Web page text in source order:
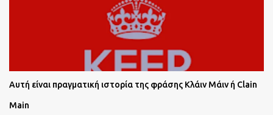
Αυτή είναι πραγματική ιστορία της φράσης Κλάιν Μάιν ή Clain
Main